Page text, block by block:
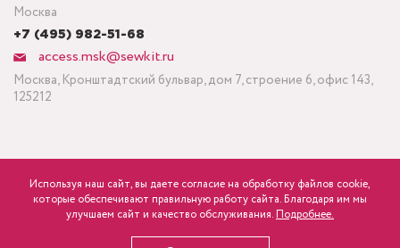
розница
Москва
+7 (495) 982-51-68
access.msk@sewkit.ru
Москва, Кронштадтский бульвар, дом 7, строение 6, офис 143,
125212
Политика конфиденциальности
ПОДПИСАТЬСЯ НА НОВОСТИ
Используя наш сайт, вы даете согласие на обработку файлов cookie,
которые обеспечивают правильную работу сайта. Благодаря им мы
улучшаем сайт и качество обслуживания. Подробнее.